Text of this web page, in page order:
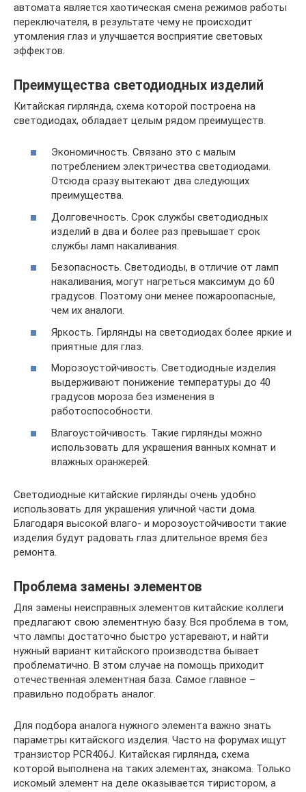
автомата является хаотическая смена режимов работы
переключателя, в результате чему не происходит
утомления глаз и улучшается восприятие световых
эффектов.
Преимущества светодиодных изделий
Китайская гирлянда, схема которой построена на
светодиодах, обладает целым рядом преимуществ.
Экономичность. Связано это с малым
потреблением электричества светодиодами.
Отсюда сразу вытекают два следующих
преимущества.
Долговечность. Срок службы светодиодных
изделий в два и более раз превышает срок
службы ламп накаливания.
Безопасность. Светодиоды, в отличие от ламп
накаливания, могут нагреться максимум до 60
градусов. Поэтому они менее пожароопасные,
чем их аналоги.
Яркость. Гирлянды на светодиодах более яркие и
приятные для глаз.
Морозоустойчивость. Светодиодные изделия
выдерживают понижение температуры до 40
градусов мороза без изменения в
работоспособности.
Влагоустойчивость. Такие гирлянды можно
использовать для украшения ванных комнат и
влажных оранжерей.
Светодиодные китайские гирлянды очень удобно
использовать для украшения уличной части дома.
Благодаря высокой влаго- и морозоустойчивости такие
изделия будут радовать глаз длительное время без
ремонта.
Проблема замены элементов
Для замены неисправных элементов китайские коллеги
предлагают свою элементную базу. Вся проблема в том,
что лампы достаточно быстро устаревают, и найти
нужный вариант китайского производства бывает
проблематично. В этом случае на помощь приходит
отечественная элементная база. Самое главное –
правильно подобрать аналог.
Для подбора аналога нужного элемента важно знать
параметры китайского изделия. Часто на форумах ищут
транзистор PCR406J. Китайская гирлянда, схема
которой выполнена на таких элементах, знакома. Только
искомый элемент на деле оказывается тиристором, а